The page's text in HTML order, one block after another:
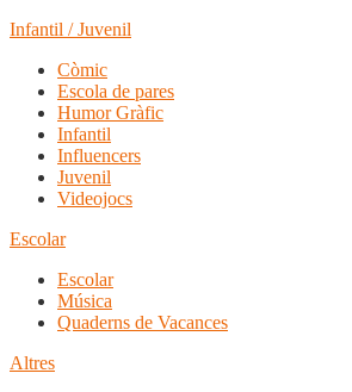
Infantil / Juvenil
Còmic
Escola de pares
Humor Gràfic
Infantil
Influencers
Juvenil
Videojocs
Escolar
Escolar
Música
Quaderns de Vacances
Altres